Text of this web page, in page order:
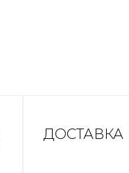
ДОСТАВКА